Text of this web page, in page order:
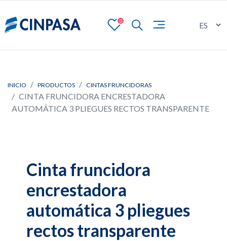
0
INICIO PRODUCTOS CINTAS FRUNCIDORAS
CINTA FRUNCIDORA ENCRESTADORA
AUTOMÁTICA 3 PLIEGUES RECTOS TRANSPARENTE
Cinta fruncidora
encrestadora
automática 3 pliegues
rectos transparente